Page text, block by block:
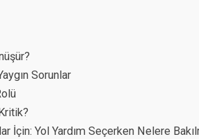
Sorunlar
İçin: Yol Yardım Seçerken Nelere